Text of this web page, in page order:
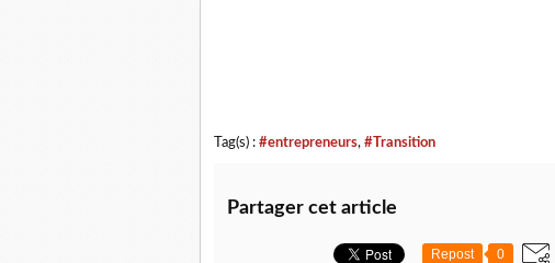
Tag(s) : #entrepreneurs, #Transition
Partager cet article
Repost 0